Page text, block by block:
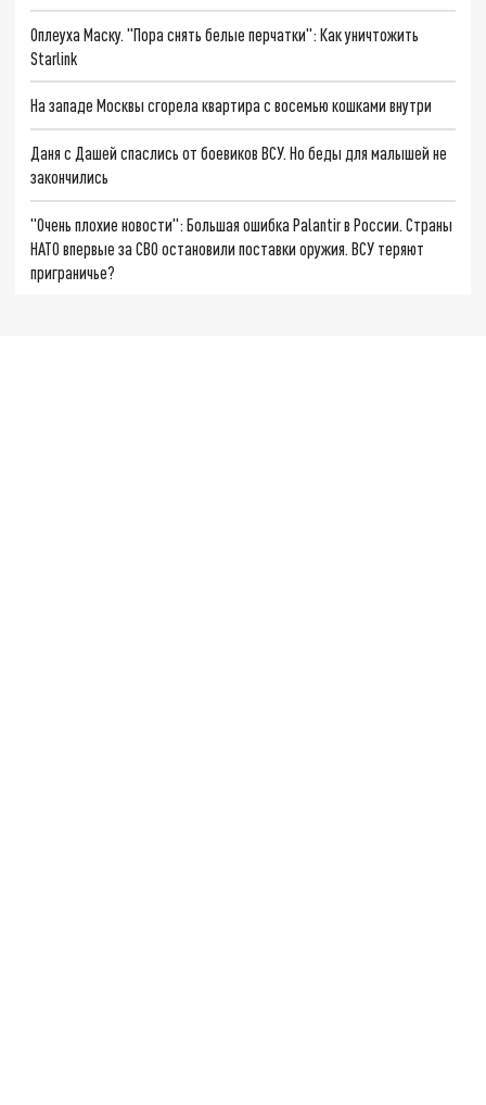
Оплеуха Маску. "Пора снять белые перчатки": Как уничтожить
Starlink
На западе Москвы сгорела квартира с восемью кошками внутри
Даня с Дашей спаслись от боевиков ВСУ. Но беды для малышей не
закончились
"Очень плохие новости": Большая ошибка Palantir в России. Страны
НАТО впервые за СВО остановили поставки оружия. ВСУ теряют
приграничье?